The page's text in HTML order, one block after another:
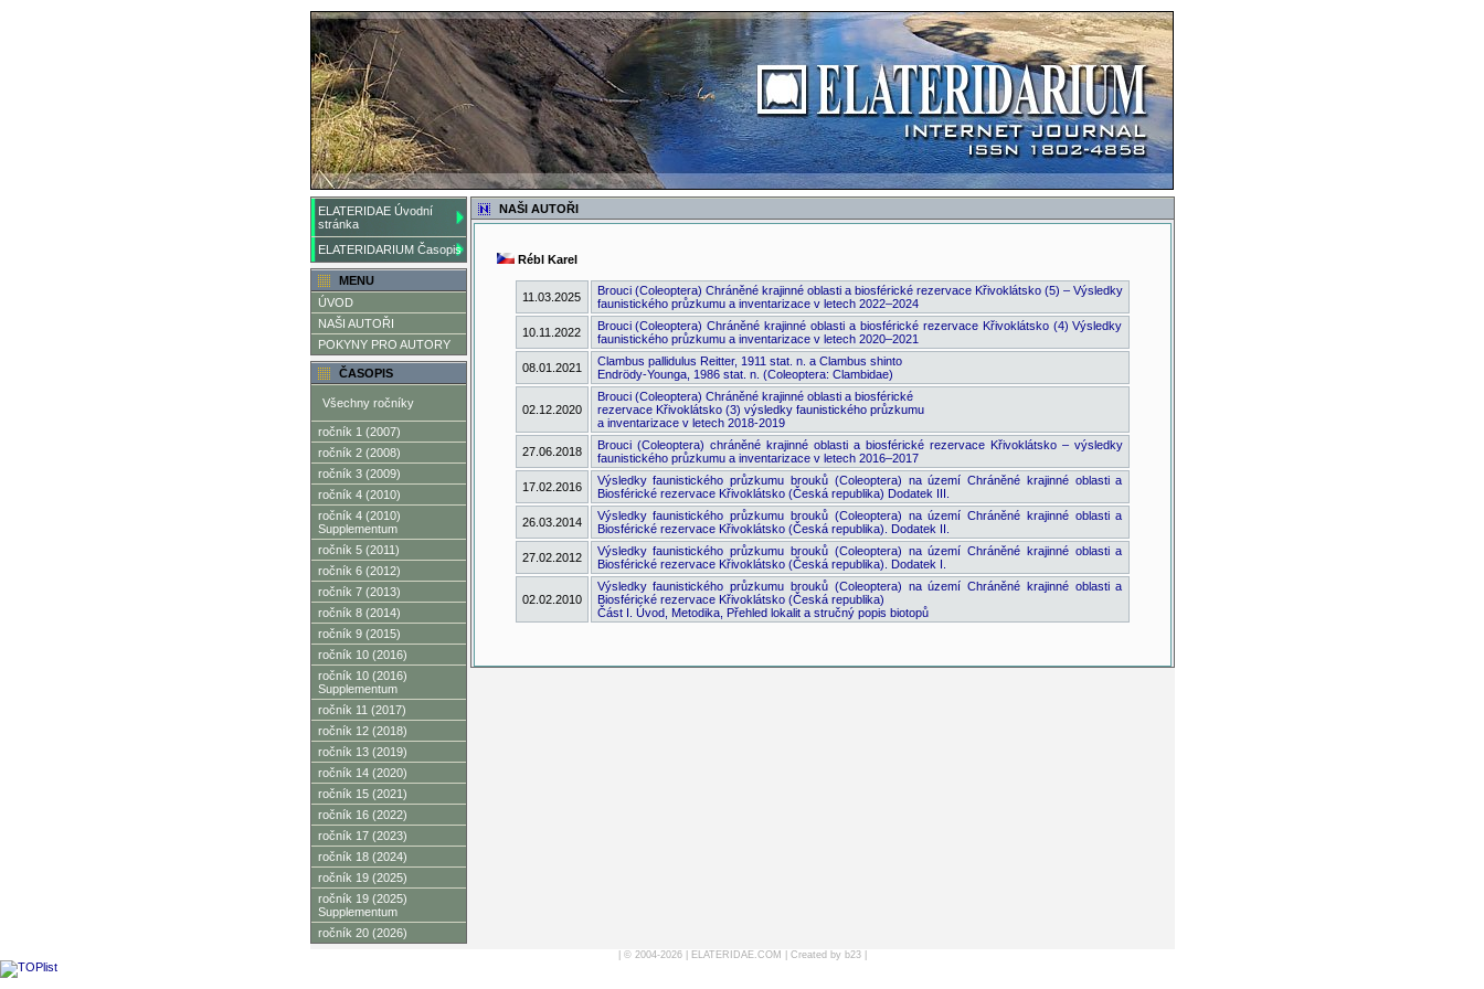
ELATERIDAE Úvodní
stránka
ELATERIDARIUM Časopis
MENU
ÚVOD
NAŠI AUTOŘI
POKYNY PRO AUTORY
ČASOPIS
Všechny ročníky
ročník 1 (2007)
ročník 2 (2008)
ročník 3 (2009)
ročník 4 (2010)
ročník 4 (2010)
Supplementum
ročník 5 (2011)
ročník 6 (2012)
ročník 7 (2013)
ročník 8 (2014)
ročník 9 (2015)
ročník 10 (2016)
ročník 10 (2016)
Supplementum
ročník 11 (2017)
ročník 12 (2018)
ročník 13 (2019)
ročník 14 (2020)
ročník 15 (2021)
ročník 16 (2022)
ročník 17 (2023)
ročník 18 (2024)
ročník 19 (2025)
ročník 19 (2025)
Supplementum
ročník 20 (2026)
NAŠI AUTOŘI
Rébl Karel
11.03.2025
Brouci (Coleoptera) Chráněné krajinné oblasti a biosférické rezervace Křivoklátsko (5) – Výsledky
faunistického průzkumu a inventarizace v letech 2022–2024
10.11.2022
Brouci (Coleoptera) Chráněné krajinné oblasti a biosférické rezervace Křivoklátsko (4) Výsledky
faunistického průzkumu a inventarizace v letech 2020–2021
08.01.2021
Clambus pallidulus Reitter, 1911 stat. n. a Clambus shinto
Endrödy-Younga, 1986 stat. n. (Coleoptera: Clambidae)
02.12.2020
Brouci (Coleoptera) Chráněné krajinné oblasti a biosférické
rezervace Křivoklátsko (3) výsledky faunistického průzkumu
a inventarizace v letech 2018-2019
27.06.2018
Brouci (Coleoptera) chráněné krajinné oblasti a biosférické rezervace Křivoklátsko – výsledky
faunistického průzkumu a inventarizace v letech 2016–2017
17.02.2016
Výsledky faunistického průzkumu brouků (Coleoptera) na území Chráněné krajinné oblasti a
Biosférické rezervace Křivoklátsko (Česká republika) Dodatek III.
26.03.2014
Výsledky faunistického průzkumu brouků (Coleoptera) na území Chráněné krajinné oblasti a
Biosférické rezervace Křivoklátsko (Česká republika). Dodatek II.
27.02.2012
Výsledky faunistického průzkumu brouků (Coleoptera) na území Chráněné krajinné oblasti a
Biosférické rezervace Křivoklátsko (Česká republika). Dodatek I.
02.02.2010
Výsledky faunistického průzkumu brouků (Coleoptera) na území Chráněné krajinné oblasti a
Biosférické rezervace Křivoklátsko (Česká republika)
Část I. Úvod, Metodika, Přehled lokalit a stručný popis biotopů
| © 2004-2026 | ELATERIDAE.COM Created by b23|